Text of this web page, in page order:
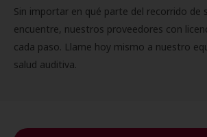
Sin importar en qué parte del recorrido de
encuentre, nuestros proveedores con
cada paso. Llame hoy mismo a nuestro
salud auditiva.